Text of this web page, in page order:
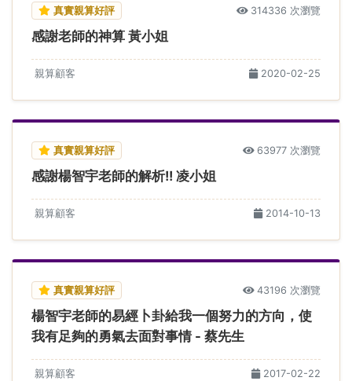
真實親算好評 314336 次瀏覽
感謝老師的神算 黃小姐
親算顧客 2020-02-25
真實親算好評 63977 次瀏覽
感謝楊智宇老師的解析!! 凌小姐
親算顧客 2014-10-13
真實親算好評 43196 次瀏覽
楊智宇老師的易經卜卦給我一個努力的方向，使
我有足夠的勇氣去面對事情 - 蔡先生
親算顧客 2017-02-22